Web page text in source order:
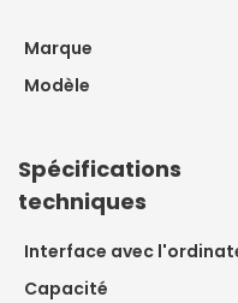
Marque
Modèle
Spécifications
techniques
Interface avec
Capacité